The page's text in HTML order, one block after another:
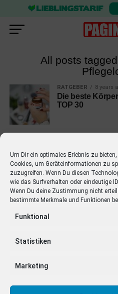
Um Dir ein optimales Erlebnis zu
Cookies, um Geräteinformationen zu
zuzugreifen. Wenn Du diesen
wie das Surfverhalten oder eindeutige
Wenn Du deine Zustimmung nicht
bestimmte Merkmale und Funktionen
Funktional
Statistiken
Marketing
All posts
RATGEBER 8 years
Die beste
TOP 30
STARS 4 years ago
Barbara